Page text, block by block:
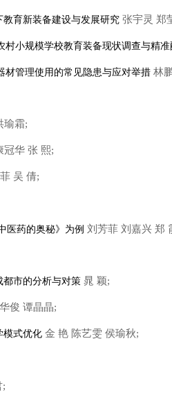
教育新装备建设与发展研究 张宇灵 郑
村小规模学校教育装备现状调查与精
材管理使用的常见隐患与应对举措 林
瑜霜;
冠华 张 熙;
吴 倩;
医药的奥秘》为例 刘芳菲 刘嘉兴 郑
市的分析与对策 晁 颖;
俊 谭晶晶;
模式优化 金 艳 陈艺雯 侯瑜秋;
;